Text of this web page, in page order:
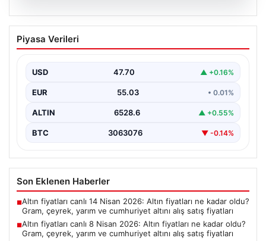
06.08.2026
Altın fiyatları canlı 8 Nisan 2026: Altın
fiyatları ne kadar oldu? Gram, çeyrek,
fiyatları
Piyasa Verileri
USD 47.70 ▲ +0.16%
EUR 55.03 • 0.01%
ALTIN 6528.6 ▲ +0.55%
BTC 3063076 ▼ -0.14%
Son Eklenen Haberler
■Altın fiyatları canlı 14 Nisan 2026: Altın fiyatları ne kadar oldu?
Gram, çeyrek, yarım ve cumhuriyet altını alış satış fiyatları
■Altın fiyatları canlı 8 Nisan 2026: Altın fiyatları ne kadar oldu?
Gram, çeyrek, yarım ve cumhuriyet altını alış satış fiyatları